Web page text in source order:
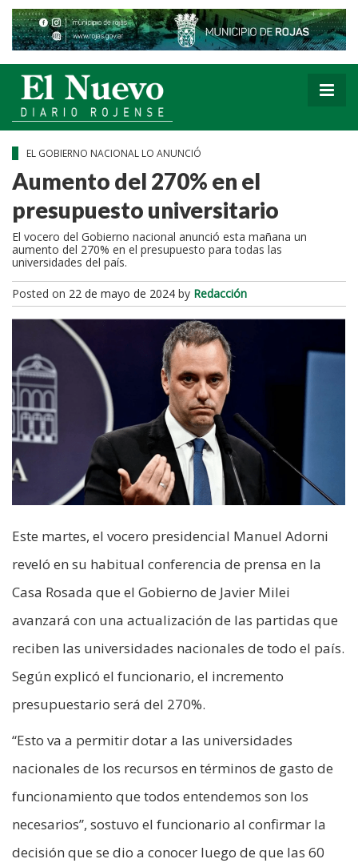
EL GOBIERNO NACIONAL LO ANUNCIÓ
Aumento del 270% en el
presupuesto universitario
El vocero del Gobierno nacional anunció esta mañana un
aumento del 270% en el presupuesto para todas las
universidades del país.
Posted on 22 de mayo de 2024 by Redacción
Este martes, el vocero presidencial Manuel Adorni
reveló en su habitual conferencia de prensa en la
Casa Rosada que el Gobierno de Javier Milei
avanzará con una actualización de las partidas que
reciben las universidades nacionales de todo el país.
Según explicó el funcionario, el incremento
presupuestario será del 270%.
“Esto va a permitir dotar a las universidades
nacionales de los recursos en términos de gasto de
funcionamiento que todos entendemos son los
necesarios”, sostuvo el funcionario al confirmar la
decisión que se dio a conocer luego de que las 60